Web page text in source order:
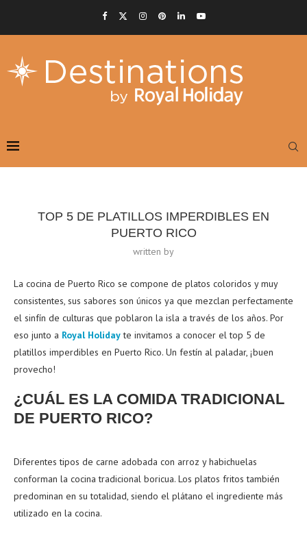
TOP 5 DE PLATILLOS IMPERDIBLES EN
PUERTO RICO
written by
La cocina de Puerto Rico se compone de platos coloridos y muy
consistentes, sus sabores son únicos ya que mezclan perfectamente
el sinfín de culturas que poblaron la isla a través de los años. Por
eso junto a Royal Holidayte invitamos a conocer el top 5 de
platillos imperdibles en Puerto Rico. Un festín al paladar, ¡buen
provecho!
¿CUÁL ES LA COMIDA TRADICIONAL
DE PUERTO RICO?
Diferentes tipos de carne adobada con arroz y habichuelas
conforman la cocina tradicional boricua. Los platos fritos también
predominan en su totalidad, siendo el plátano el ingrediente más
utilizado en la cocina.